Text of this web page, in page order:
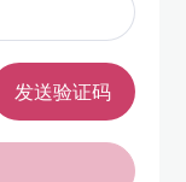
发送验证码